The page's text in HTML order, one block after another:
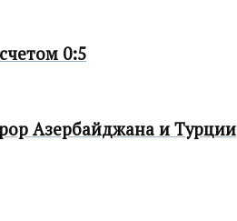
0:5
Азербайджана и Турции